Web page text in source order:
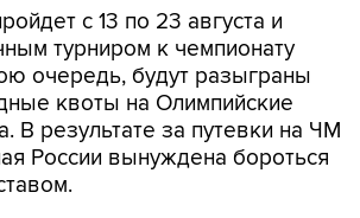
с 13 по 23 августа и
турниром к чемпионату
очередь, будут разыграны
квоты на Олимпийские
В результате за путевки на ЧМ
России вынуждена бороться